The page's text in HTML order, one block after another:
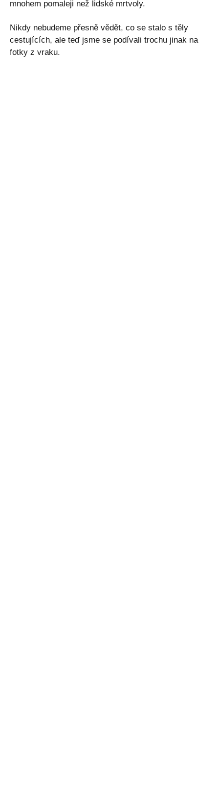
mnohem pomaleji než lidské mrtvoly.
Nikdy nebudeme přesně vědět, co se stalo s těly
cestujících, ale teď jsme se podívali trochu jinak na
fotky z vraku.